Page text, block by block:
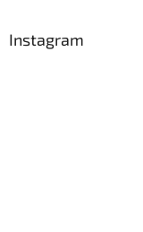
Instagram